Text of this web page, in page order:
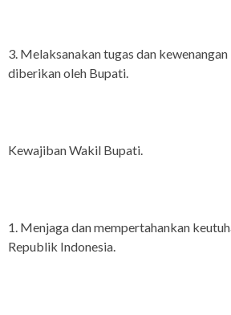
3. Melaksanakan tugas dan kewenangan
diberikan oleh Bupati.
Kewajiban Wakil Bupati.
1. Menjaga dan mempertahankan
Republik Indonesia.